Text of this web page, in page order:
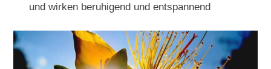
und wirken beruhigend und entspannend